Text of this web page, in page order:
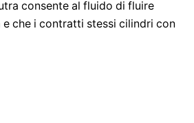
consente al fluido di fluire
che i contratti stessi cilindri con